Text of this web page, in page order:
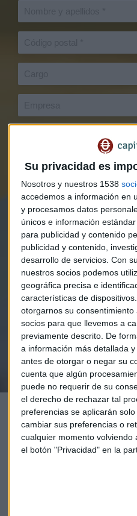
Su privacidad es
Nosotros y nuestros 1538
accedemos a información en
y procesamos datos
únicos e información
para publicidad y contenido
publicidad y contenido,
desarrollo de servicios. Con
nuestros socios podemos
geográfica precisa e
características de
otorgarnos su
socios para que llevemos a
previamente descrito. De
a información más detallada
antes de otorgar o negar su
cuenta que algún
puede no requerir de su
el derecho de rechazar tal
preferencias se aplicarán
cambiar sus preferencias o
cualquier momento volviendo
el botón "Privacidad" en la
Elige los boletines a los
Apertura
La Magia de la Publicidad
Claves ESG
Acepto la política de privacidad